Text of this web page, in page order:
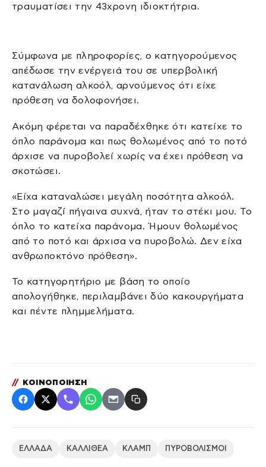
τραυματίσει την 43χρονη ιδιοκτήτρια.
Σύμφωνα με πληροφορίες, ο κατηγορούμενος
απέδωσε την ενέργειά του σε υπερβολική
κατανάλωση αλκοόλ, αρνούμενος ότι είχε
πρόθεση να δολοφονήσει.
Ακόμη φέρεται να παραδέχθηκε ότι κατείχε το
όπλο παράνομα και πως θολωμένος από το ποτό
άρχισε να πυροβολεί χωρίς να έχει πρόθεση να
σκοτώσει.
«Είχα καταναλώσει μεγάλη ποσότητα αλκοόλ.
Στο μαγαζί πήγαινα συχνά, ήταν το στέκι μου. Το
όπλο το κατείχα παράνομα. Ήμουν θολωμένος
από το ποτό και άρχισα να πυροβολώ. Δεν είχα
ανθρωποκτόνο πρόθεση».
Το κατηγορητήριο με βάση το οποίο
απολογήθηκε, περιλαμβάνει δύο κακουργήματα
και πέντε πλημμελήματα.
// ΚΟΙΝΟΠΟΙΗΣΗ
ΕΛΛΑΔΑ ΚΑΛΛΙΘΕΑ ΚΛΑΜΠ ΠΥΡΟΒΟΛΙΣΜΟΙ